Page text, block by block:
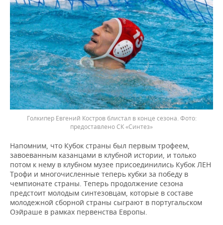
Голкипер Евгений Костров блистал в конце сезона.
предоставлено СК «Синтез»
Напомним, что Кубок страны был первым трофеем,
завоеванным казанцами в клубной истории, и только
потом к нему в клубном музее присоединились Кубок ЛЕН
Трофи и многочисленные теперь кубки за победу в
чемпионате страны. Теперь продолжение сезона
предстоит молодым синтезовцам, которые в составе
молодежной сборной страны сыграют в португальском
Оэйраше в рамках первенства Европы.